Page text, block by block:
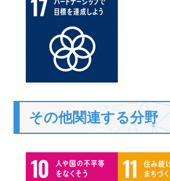
その他関連する分野